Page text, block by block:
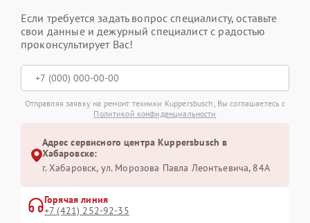
Если требуется задать вопрос специалисту, оставьте
свои данные и дежурный специалист с радостью
проконсультирует Вас!
Отправляя заявку на ремонт техники Kuppersbusch, Вы соглашаетесь с
Политикой конфиденциальности
Адрес сервисного центра Kuppersbusch в
Хабаровске:
г. Хабаровск, ул. Морозова Павла Леонтьевича, 84А
Горячая линия
+7 (421) 252-92-35